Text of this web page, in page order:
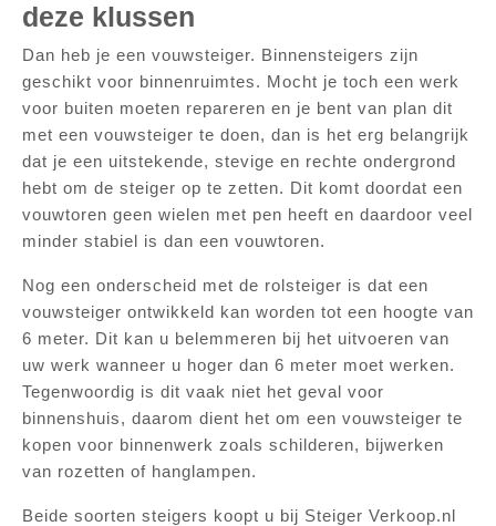
deze klussen
Dan heb je een vouwsteiger. Binnensteigers zijn
geschikt voor binnenruimtes. Mocht je toch een werk
voor buiten moeten repareren en je bent van plan dit
met een vouwsteiger te doen, dan is het erg belangrijk
dat je een uitstekende, stevige en rechte ondergrond
hebt om de steiger op te zetten. Dit komt doordat een
vouwtoren geen wielen met pen heeft en daardoor veel
minder stabiel is dan een vouwtoren.
Nog een onderscheid met de rolsteiger is dat een
vouwsteiger ontwikkeld kan worden tot een hoogte van
6 meter. Dit kan u belemmeren bij het uitvoeren van
uw werk wanneer u hoger dan 6 meter moet werken.
Tegenwoordig is dit vaak niet het geval voor
binnenshuis, daarom dient het om een ​​vouwsteiger te
kopen voor binnenwerk zoals schilderen, bijwerken
van rozetten of hanglampen.
Beide soorten steigers koopt u bij Steiger Verkoop.nl